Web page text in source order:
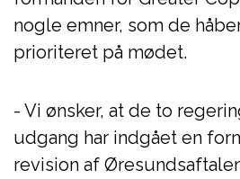
nogle emner, som de
prioriteret på mødet.
- Vi ønsker, at de to
udgang har indgået en
revision af